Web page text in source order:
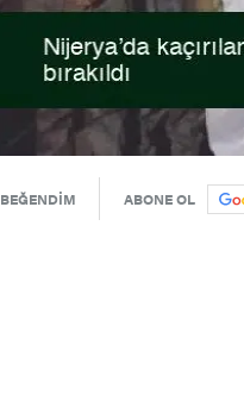
BEĞENDİM ABONE OL